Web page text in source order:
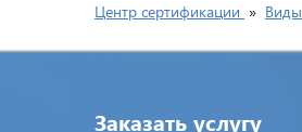
Центр сертификации » Виды
Заказать услугу